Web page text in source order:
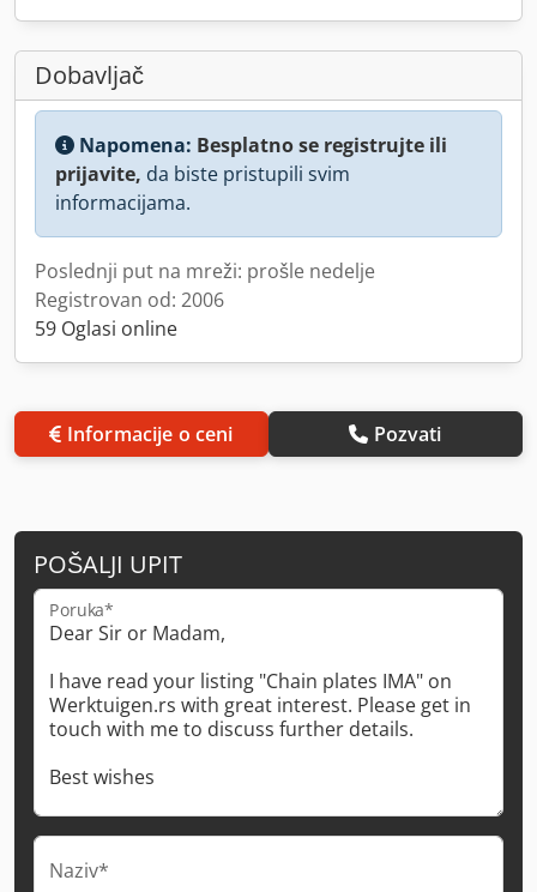
Dobavljač
Napomena: Besplatno se registrujte ili
prijavite, da biste pristupili svim
informacijama.
Poslednji put na mreži: prošle nedelje
Registrovan od: 2006
59 Oglasi online
Informacije o ceni Pozvati
POŠALJI UPIT
Poruka*
Naziv*